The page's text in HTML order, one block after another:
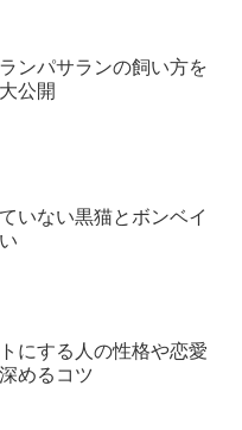
ンパサランの飼い方を
公開
いない黒猫とボンベイ
にする人の性格や恋愛
めるコツ